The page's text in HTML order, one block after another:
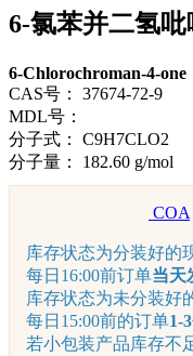
6-氯苯并二氢吡
6-Chlorochroman-4-one
CAS号：
37674-72-9
MDL号：
分子式：
C9H7CLO2
分子量：
182.60 g/mol
COA
库存状态为分装好的
每日16:00前订单当天
库存状态为未分装好
每日15:00前的订单1-
若小包装产品库存不